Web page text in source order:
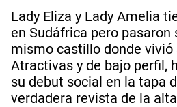
Lady Eliza y Lady Amelia
en Sudáfrica pero pasaron
mismo castillo donde vivió
Atractivas y de bajo perfil,
su debut social en la tapa
verdadera revista de la